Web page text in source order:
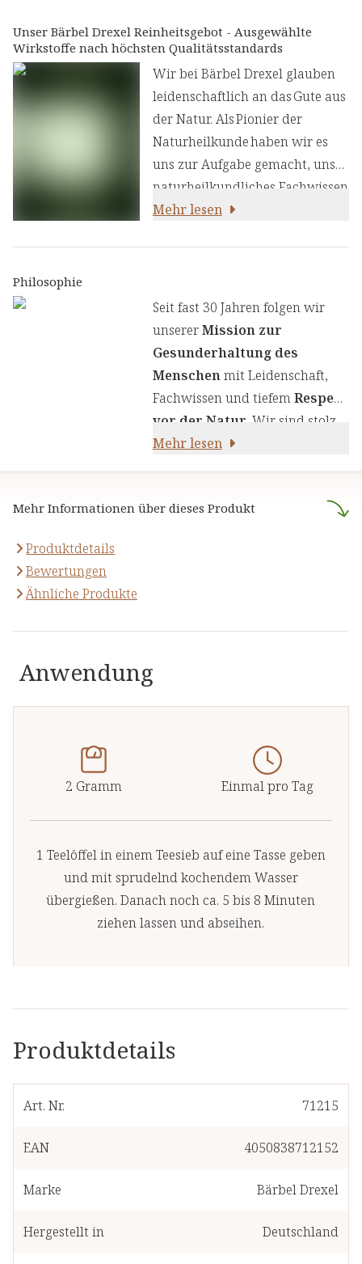
Teemischungen sind Kräuter
und Blüten, die traditionell als
mild und aromatisch gelten. Die
Kräutermischung besteht aus
Brennnesselkraut,
Schachtelhalmkraut,
Löwenzahnkraut,
Spitzwegerichkraut,
Scharfgarbenblüten,
Unser Bärbel Drexel Reinheitsgebot - Ausgewählte
Wirkstoffe nach höchsten Qualitätsstandards
Wir bei Bärbel Drexel glauben
leidenschaftlich an das Gute aus
der Natur. Als Pionier der
Naturheilkunde haben wir es
uns zur Aufgabe gemacht, unser
naturheilkundliches Fachwissen
und unsere Erfahrung mit den
Wir legen großen Wert auf
einen genauen Auswahlprozess
unserer Inhaltsstoffe, um Ihnen
sorgfältig zusammengestellte
Produkte zu liefern. Wir nutzen
die Kraft von Kräutern,
Pflanzenstoffen und anderen
Wohlbefinden.
Mehr lesen
Mehr Informationen über dieses Produkt
Produktdetails
Bewertungen
Ähnliche Produkte
Anwendung
2 Gramm Einmal pro Tag
1 Teelöffel in einem Teesieb auf eine Tasse geben
und mit sprudelnd kochendem Wasser
übergießen. Danach noch ca. 5 bis 8 Minuten
ziehen lassen und abseihen.
Produktdetails
Art. Nr. 71215
EAN 4050838712152
Marke Bärbel Drexel
Hergestellt in Deutschland
Philosophie
Seit fast 30 Jahren folgen wir
unsererMission zur
Gesunderhaltung des
Menschenmit Leidenschaft,
Fachwissen und tiefemRespekt
vor der Natur . Wir sind stolz
darauf,naturreine Produkte
stützen.
Mehr lesen